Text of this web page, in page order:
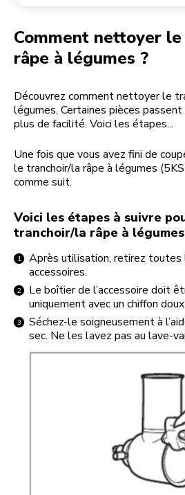
Comment nettoyer
râpe à légumes ?
Découvrez comment nettoyer le
légumes. Certaines pièces
plus de facilité. Voici les étapes...
Une fois que vous avez fini de
le tranchoir/la râpe à légumes
comme suit.
Voici les étapes à suivre
tranchoir/la râpe à
Après utilisation, retirez
accessoires.
Le boîtier de l’accessoire doit
uniquement avec un chiffon
Séchez-le soigneusement à
sec. Ne les lavez pas au lave-